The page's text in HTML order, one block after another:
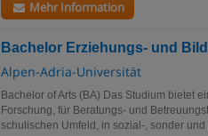
Mehr Information
Bachelor Erziehungs- und
Alpen-Adria-Universität
Bachelor of Arts (BA) Das Studium bietet
Forschung, für Beratungs- und
schulischen Umfeld, in sozial-, sonder